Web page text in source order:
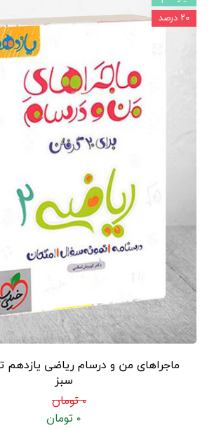
ماجراهای من و درسام ریاضی یازدهم
سبز
۰ تومان
۰ تومان
۲۰ درصد